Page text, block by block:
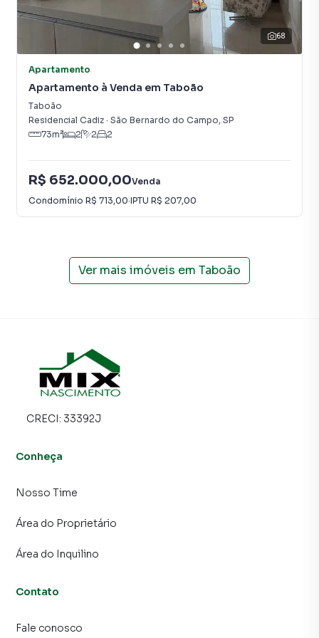
Campo, o que aumenta muito o número de contatos
interessados e tendo como consequência uma maior
chance de vender ou alugar seu imóvel mais rápido.
corretores treinados e uma central de atendimento
preparada para atender proprietários e inquilinos.
68
Apartamento
Apartamento à Venda em Taboão
Taboão
Residencial Cadiz · São Bernardo do Campo, SP
73m² 2 2 2
R$ 652.000,00Venda
Condomínio R$ 713,00·IPTU R$ 207,00
Ver mais imóveis em Taboão
CRECI: 33392J
Conheça
Nosso Time
Área do Proprietário
Área do Inquilino
Contato
Fale conosco